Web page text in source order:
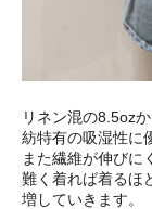
リネン混の8.5oz
紡特有の吸湿性に
また繊維が伸びに
難く着れば着るほ
増していきます。